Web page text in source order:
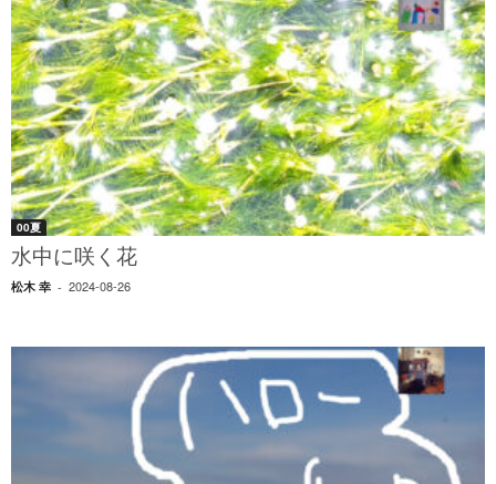
00夏
水中に咲く花
松木 幸 - 2024-08-26